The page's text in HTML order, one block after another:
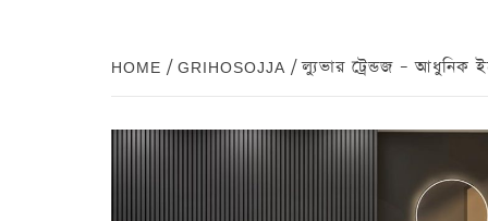
HOME GRIHOSOJJA ল্যুভার ট্রেন্ডজ – আধুনিক